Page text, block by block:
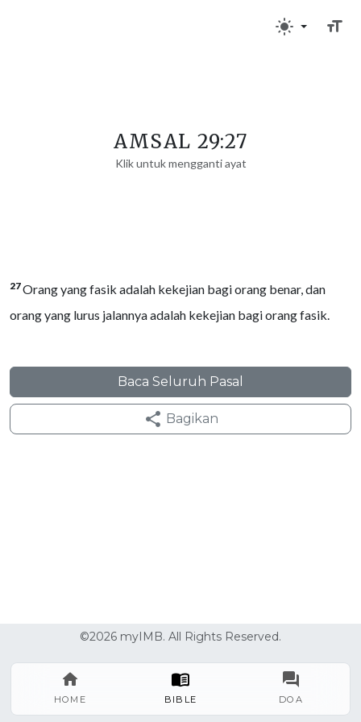
HOME BIBLE DOA
AMSAL 29:27
Klik untuk mengganti ayat
27Orang yang fasik adalah kekejian bagi orang benar, dan
orang yang lurus jalannya adalah kekejian bagi orang fasik.
Baca Seluruh Pasal
Bagikan
©2026 myIMB. All Rights Reserved.